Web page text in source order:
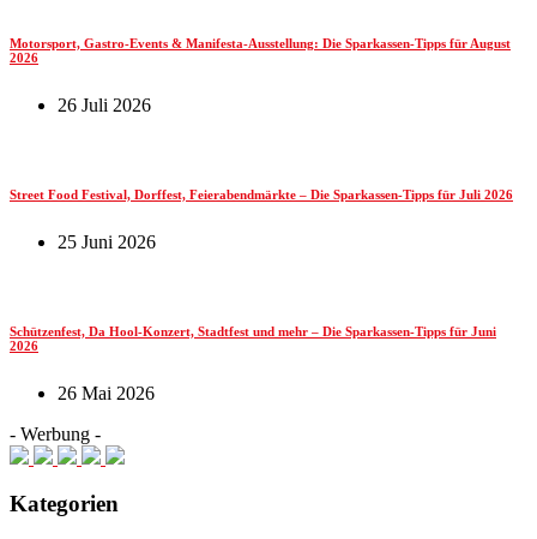
Motorsport, Gastro-Events & Manifesta-Ausstellung: Die Sparkassen-Tipps für August
2026
26 Juli 2026
Street Food Festival, Dorffest, Feierabendmärkte – Die Sparkassen-Tipps für Juli 2026
25 Juni 2026
Schützenfest, Da Hool-Konzert, Stadtfest und mehr – Die Sparkassen-Tipps für Juni
2026
26 Mai 2026
- Werbung -
Kategorien